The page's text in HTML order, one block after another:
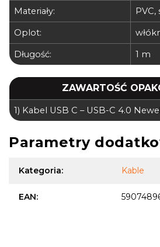
Materiały:
Oplot:
Długość: 1 m
ZAWARTOŚĆ
1) Kabel USB C – USB-C 4.0
Parametry
Kategoria: Kable
EAN: